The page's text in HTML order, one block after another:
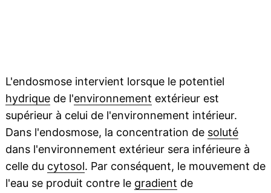
L'endosmose intervient lorsque le potentiel
hydriquede l'environnement extérieur est
supérieur à celui de l'environnement intérieur.
Dans l'endosmose, la concentration de soluté
dans l'environnement extérieur sera inférieure à
celle du cytosol. Par conséquent, le mouvement de
l'eau se produit contre le gradient de